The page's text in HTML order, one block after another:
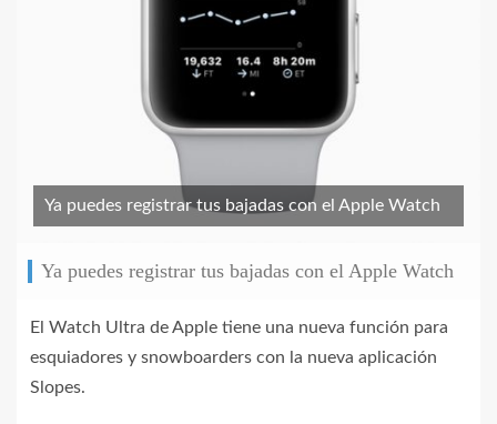
Ya puedes registrar tus bajadas con el Apple Watch
Ya puedes registrar tus bajadas con el Apple Watch
El Watch Ultra de Apple tiene una nueva función para
esquiadores y snowboarders con la nueva aplicación
Slopes.